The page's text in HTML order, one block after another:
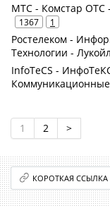
МТС - Комстар ОТС
1367 1
Ростелеком -
Технологии -
InfoTeCS -
1 2 >
КОРОТКАЯ ССЫЛКА